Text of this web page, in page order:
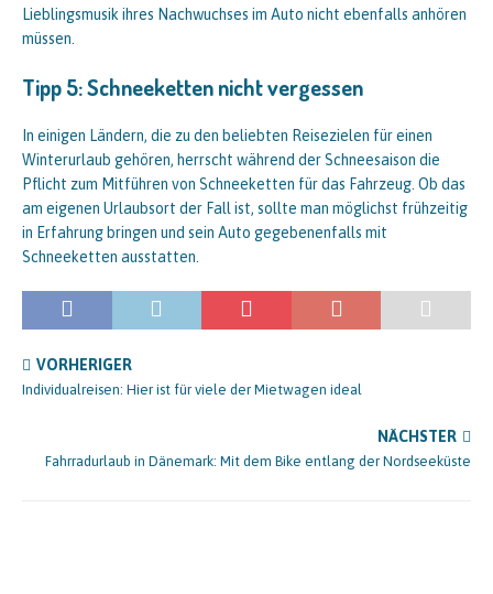
Lieblingsmusik ihres Nachwuchses im Auto nicht ebenfalls anhören
müssen.
Tipp 5: Schneeketten nicht vergessen
In einigen Ländern, die zu den beliebten Reisezielen für einen
Winterurlaub gehören, herrscht während der Schneesaison die
Pflicht zum Mitführen von Schneeketten für das Fahrzeug. Ob das
am eigenen Urlaubsort der Fall ist, sollte man möglichst frühzeitig
in Erfahrung bringen und sein Auto gegebenenfalls mit
Schneeketten ausstatten.
VORHERIGER
Individualreisen: Hier ist für viele der Mietwagen ideal
NÄCHSTER
Fahrradurlaub in Dänemark: Mit dem Bike entlang der Nordseeküste